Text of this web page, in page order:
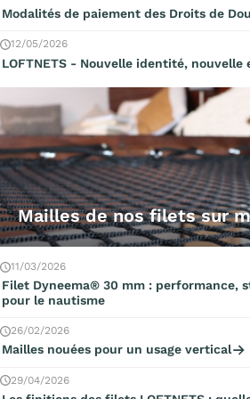
Modalités de paiement des Droits de
12/05/2026
LOFTNETS - Nouvelle identité, nouvelle
Mailles de nos filets sur
11/03/2026
Filet Dyneema® 30 mm : performance,
pour le nautisme
26/02/2026
Mailles nouées pour un usage vertical
29/04/2026